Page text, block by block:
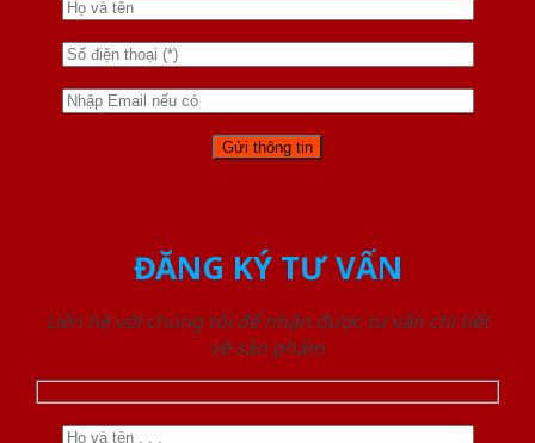
ĐĂNG KÝ TƯ VẤN
Liên hệ với chúng tôi để nhận được tư vấn chi tiết
về sản phẩm